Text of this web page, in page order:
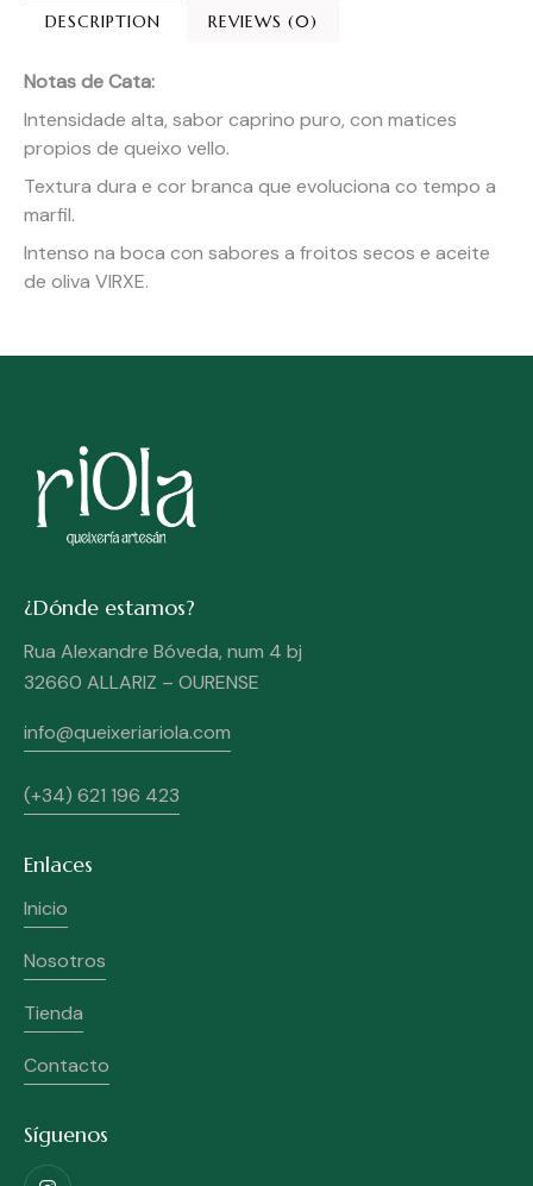
DESCRIPTION REVIEWS (0)
Notas de Cata:
Intensidade alta, sabor caprino puro, con matices
propios de queixo vello.
Textura dura e cor branca que evoluciona co tempo a
marfil.
Intenso na boca con sabores a froitos secos e aceite
de oliva VIRXE.
¿Dónde estamos?
Rua Alexandre Bóveda, num 4 bj
32660 ALLARIZ – OURENSE
info@queixeriariola.com
(+34) 621 196 423
Enlaces
Inicio
Nosotros
Tienda
Contacto
Síguenos